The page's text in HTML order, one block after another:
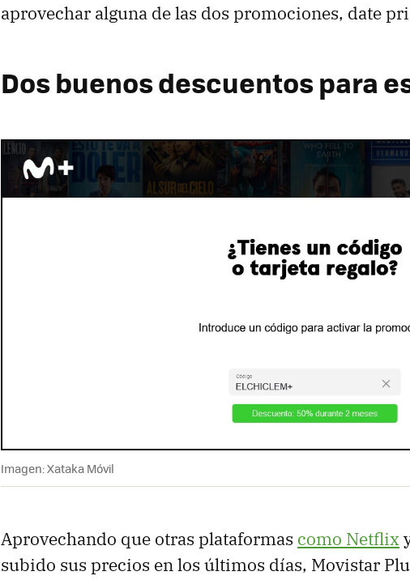
aprovechar alguna de las dos promociones, date
Dos buenos descuentos para
Imagen: Xataka Móvil
Aprovechando que otras plataformas como Netflix
subido sus precios en los últimos días, Movistar